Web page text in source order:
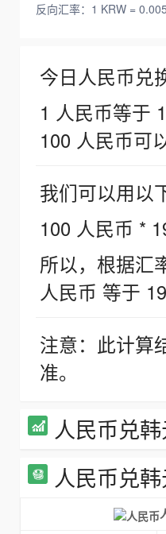
反向汇率：1 KRW =
今日人民币兑
1 人民币等于
100 人民币可
我们可以用以
100 人民币 *
所以，根据汇
人民币 等于
注意：此计算
准。
人民币兑
人民币兑